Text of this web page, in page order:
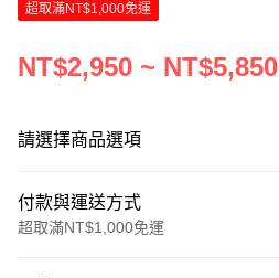
超取滿NT$1,000免運
NT$2,950 ~ NT$5,850
請選擇商品選項
付款與運送方式
超取滿NT$1,000免運